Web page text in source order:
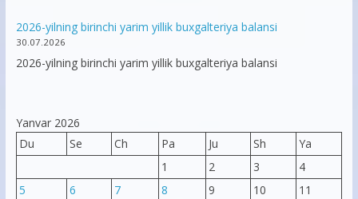
2026-yilning birinchi yarim yillik buxgalteriya balansi
30.07.2026
2026-yilning birinchi yarim yillik buxgalteriya balansi
Yanvar 2026
Du
Se Ch Pa Ju Sh
Ya
1
2 3
4
5
6 7 8 9 10
11